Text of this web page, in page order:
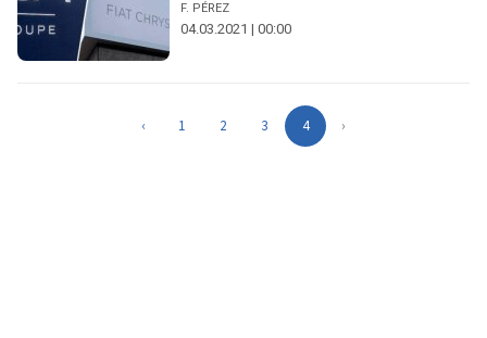
F. PÉREZ
04.03.2021 | 00:00
‹ 1 2 3 4 ›